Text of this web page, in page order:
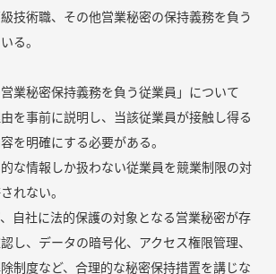
技術職、その他営業秘密の保持義務を負う
る。
業秘密保持義務を負う従業員」について
を事前に説明し、当該従業員が接触し得る
を明確にする必要がある。
な情報しか扱わない従業員を競業制限の対
れない。
自社に法的保護の対象となる営業秘密が存
し、データの暗号化、アクセス権限管理、
制度など、合理的な秘密保持措置を講じな